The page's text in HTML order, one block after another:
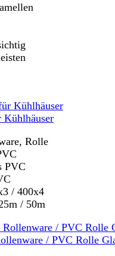
Kühlhäuser
Rolle
PVC
/ 400x4
/ 50m
/ PVC Rolle